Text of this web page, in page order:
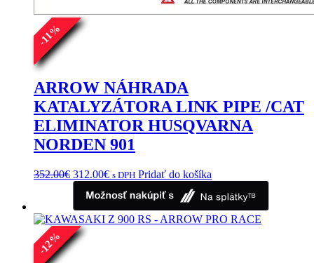
-
11
%
ARROW NÁHRADA
KATALYZÁTORA LINK PIPE /CAT
ELIMINATOR HUSQVARNA
NORDEN 901
352.00€ Pôvodná
cena
bola:
352.00€.
312.00€Aktuálna
je:
312.00€.
s DPH Pridať do košíka
-
12
%